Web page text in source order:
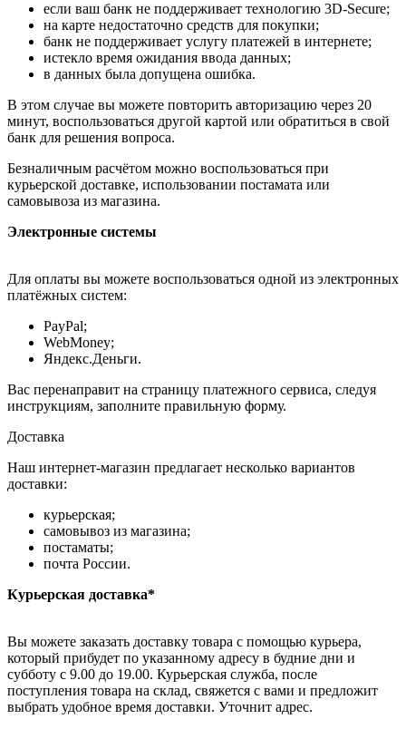
если ваш банк не поддерживает технологию 3D-Secure;
на карте недостаточно средств для покупки;
банк не поддерживает услугу платежей в интернете;
истекло время ожидания ввода данных;
в данных была допущена ошибка.
В этом случае вы можете повторить авторизацию через 20
минут, воспользоваться другой картой или обратиться в свой
банк для решения вопроса.
Безналичным расчётом можно воспользоваться при
курьерской доставке, использовании постамата или
самовывоза из магазина.
Электронные системы
Для оплаты вы можете воспользоваться одной из электронных
платёжных систем:
PayPal;
WebMoney;
Яндекс.Деньги.
Вас перенаправит на страницу платежного сервиса, следуя
инструкциям, заполните правильную форму.
Доставка
Наш интернет-магазин предлагает несколько вариантов
доставки:
курьерская;
самовывоз из магазина;
постаматы;
почта России.
Курьерская доставка*
Вы можете заказать доставку товара с помощью курьера,
который прибудет по указанному адресу в будние дни и
субботу с 9.00 до 19.00. Курьерская служба, после
поступления товара на склад, свяжется с вами и предложит
выбрать удобное время доставки. Уточнит адрес.